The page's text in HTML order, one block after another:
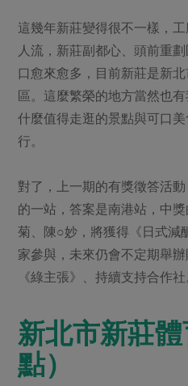
素食專區
樂齡友善
高麗菜海鮮煎餅
社務會議
活動報下載
這幾年新莊變得很不一樣，
人流，新莊副都心、頭前重
口愈來愈多，目前新莊是新
區。這麼繁榮的地方當然也
什麼值得走逛的景點與可口
行。
對了，上一期的有獎徵答活
的一站，答案是南港站，中
菊、陳○妙，將獲得《日式減
家參與，未來仍會不定期舉
《綠主張》、持續支持合作社
新北市新莊
點）